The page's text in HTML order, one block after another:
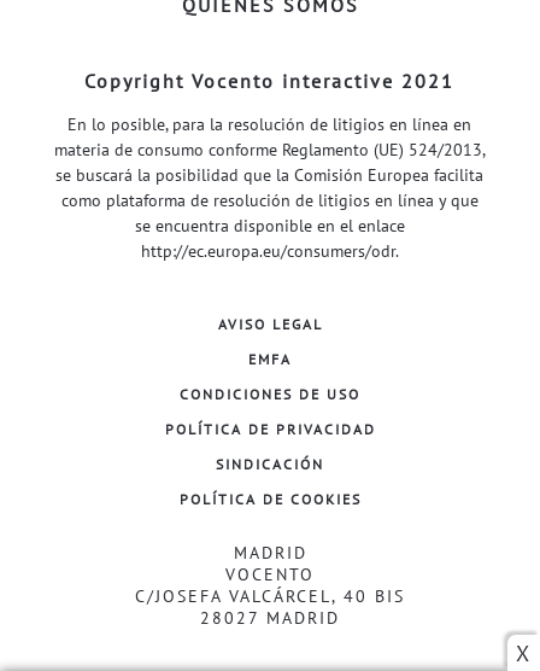
X
Copyright Vocento interactive 2021
En lo posible, para la resolución de litigios en línea en
materia de consumo conforme Reglamento (UE) 524/2013,
se buscará la posibilidad que la Comisión Europea facilita
como plataforma de resolución de litigios en línea y que
se encuentra disponible en el enlace
http://ec.europa.eu/consumers/odr.
AVISO LEGAL
EMFA
CONDICIONES DE USO
POLÍTICA DE PRIVACIDAD
SINDICACIÓN
POLÍTICA DE COOKIES
MADRID
VOCENTO
C/JOSEFA VALCÁRCEL, 40 BIS
28027 MADRID